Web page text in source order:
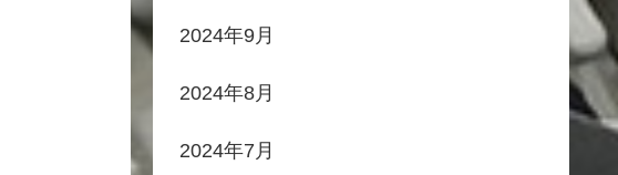
2024年9月
2024年8月
2024年7月